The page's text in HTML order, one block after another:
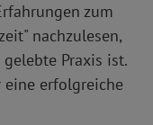
zum
nachzulesen,
Praxis ist.
erfolgreiche